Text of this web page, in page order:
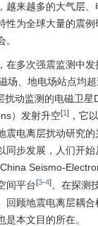
来越多的大气层
为全球大量的震
在多次强震监测中
场、地电场站点均
动监测的电磁卫星
）发射升空[1] ，它
电离层扰动研究
步发展，人们开
Seismo-
间平台[3-4]。在探测
顾地震电离层耦
本文目的所在。